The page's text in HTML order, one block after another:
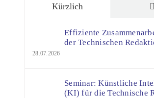
Kürzlich
Effiziente
der Technischen
28.07.2026
Seminar: Künstliche
(KI) für die Technische